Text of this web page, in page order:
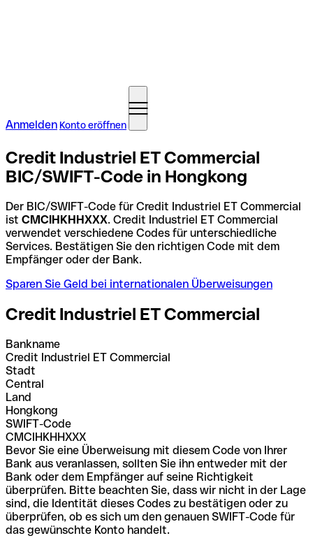
Anmelden Konto eröffnen
Credit Industriel ET Commercial
BIC/SWIFT-Code in Hongkong
Der BIC/SWIFT-Code für Credit Industriel ET Commercial
ist CMCIHKHHXXX. Credit Industriel ET Commercial
verwendet verschiedene Codes für unterschiedliche
Services. Bestätigen Sie den richtigen Code mit dem
Empfänger oder der Bank.
Sparen Sie Geld bei internationalen Überweisungen
Credit Industriel ET Commercial
Bankname
Credit Industriel ET Commercial
Stadt
Central
Land
Hongkong
SWIFT-Code
CMCIHKHHXXX
Bevor Sie eine Überweisung mit diesem Code von Ihrer
Bank aus veranlassen, sollten Sie ihn entweder mit der
Bank oder dem Empfänger auf seine Richtigkeit
überprüfen. Bitte beachten Sie, dass wir nicht in der Lage
sind, die Identität dieses Codes zu bestätigen oder zu
überprüfen, ob es sich um den genauen SWIFT-Code für
das gewünschte Konto handelt.